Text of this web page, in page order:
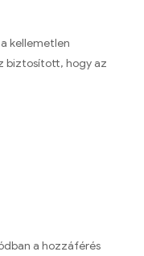
kellemetlen
biztosított, hogy az
a hozzáférés